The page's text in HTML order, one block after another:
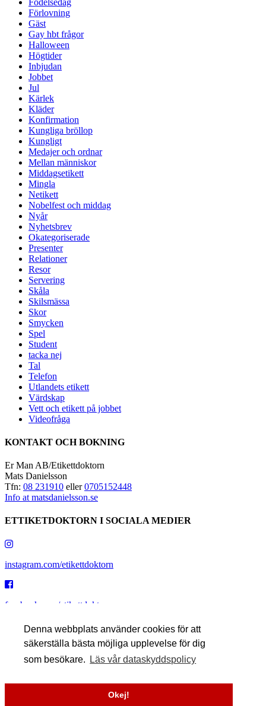
Denna webbplats använder cookies för att
säkerställa bästa möjliga upplevelse för dig
som besökare.
Läs vår dataskyddspolicy
Okej!
Förlovning
Gäst
Gay hbt frågor
Halloween
Högtider
Inbjudan
Jobbet
Jul
Kärlek
Kläder
Konfirmation
Kungliga bröllop
Kungligt
Medajer och ordnar
Mellan människor
Middagsetikett
Mingla
Netikett
Nobelfest och middag
Nyår
Nyhetsbrev
Okategoriserade
Presenter
Relationer
Resor
Servering
Skåla
Skilsmässa
Skor
Smycken
Spel
Student
tacka nej
Tal
Telefon
Utlandets etikett
Värdskap
Vett och etikett på jobbet
Videofråga
KONTAKT OCH BOKNING
Er Man AB/Etikettdoktorn
Mats Danielsson
Tfn: 08 231910 eller0705152448
Info at matsdanielsson.se
ETTIKETDOKTORN I SOCIALA MEDIER
instagram.com/etikettdoktorn
facebook.com/etikettdoktorn
youtube.com/etikettdoktorn
x.com/etikettdoktorn